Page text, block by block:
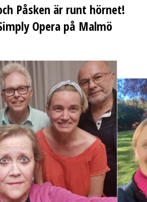
Påsken är runt hörnet!
Opera på Malmö